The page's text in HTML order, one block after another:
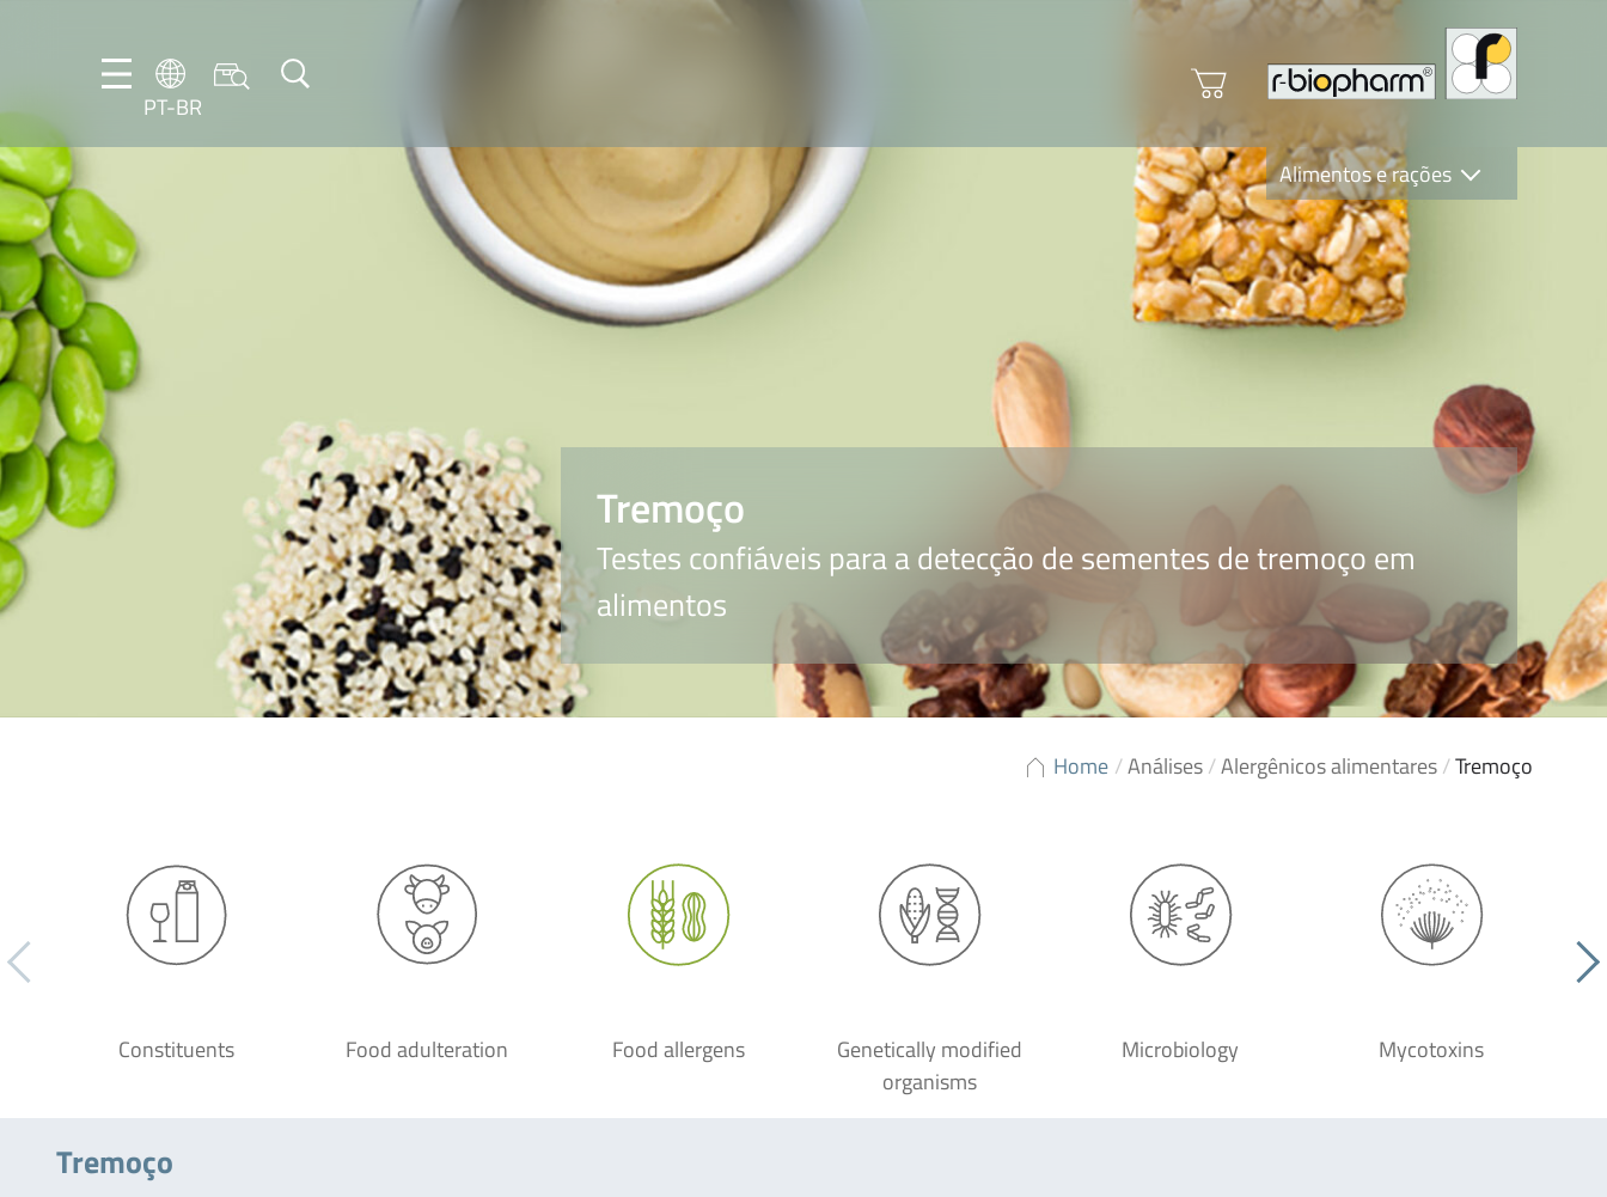
PT-BR
DE
Alimentos e rações
Clinical Diagnostics
R-Biopharm AG
Nutrition Care
Tremoço
Testes confiáveis para a detecção de sementes de tremoço em
alimentos
Home /Análises/Alergênicos alimentares/Tremoço
Constituents Food adulteration Food allergens
Genetically modified
organisms
Microbiology Mycotoxins
Tremoço